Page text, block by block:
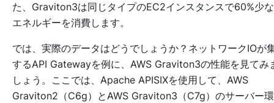
た、Graviton3は同じタイプのEC2インスタンスで60%少
エネルギーを消費します。
では、実際のデータはどうでしょうか？ネットワークIOが
するAPI Gatewayを例に、AWS Graviton3の性能を見てみ
しょう。ここでは、Apache APISIXを使用して、AWS
Graviton2（C6g）とAWS Graviton3（C7g）のサーバー